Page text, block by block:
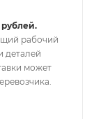
рублей.
рабочий
деталей
может